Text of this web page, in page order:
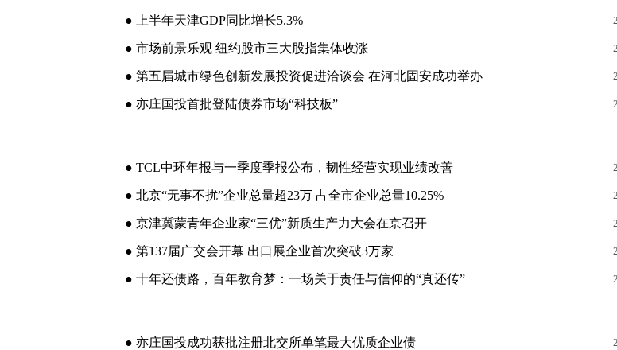
● 上半年天津GDP同比增长5.3%
● 市场前景乐观 纽约股市三大股指集体收涨
● 第五届城市绿色创新发展投资促进洽谈会 在河北固安成功举办
● 亦庄国投首批登陆债券市场“科技板”
● TCL中环年报与一季度季报公布，韧性经营实现业绩改善
● 北京“无事不扰”企业总量超23万 占全市企业总量10.25%
● 京津冀蒙青年企业家“三优”新质生产力大会在京召开
● 第137届广交会开幕 出口展企业首次突破3万家
● 十年还债路，百年教育梦：一场关于责任与信仰的“真还传”
● 亦庄国投成功获批注册北交所单笔最大优质企业债